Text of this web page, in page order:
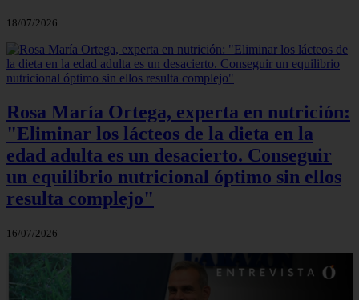
18/07/2026
Rosa María Ortega, experta en nutrición:
"Eliminar los lácteos de la dieta en la
edad adulta es un desacierto. Conseguir
un equilibrio nutricional óptimo sin ellos
resulta complejo"
16/07/2026